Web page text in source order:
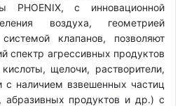
PHOENIX, с инновационной
воздуха, геометрией
клапанов, позволяют
спектр агрессивных продуктов
щелочи, растворители,
с наличием взвешенных частиц
продуктов и др.) с